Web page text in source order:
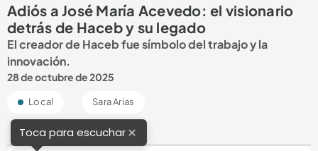
Adiós a José María Acevedo: el visionario
detrás de Haceb y su legado
El creador de Haceb fue símbolo del trabajo y la
innovación.
28 de octubre de 2025
Local Sara Arias
Toca para escuchar×